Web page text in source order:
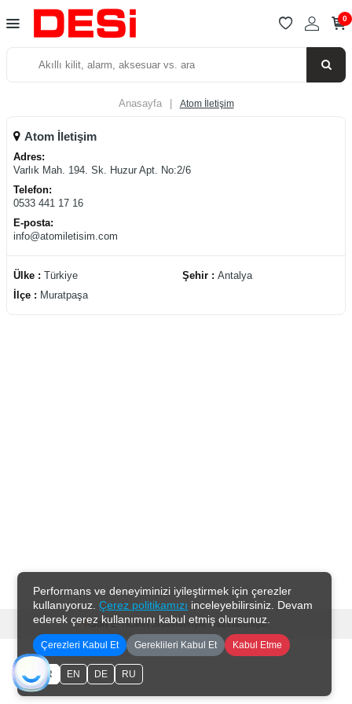
Performans ve deneyiminizi iyileştirmek için çerezler
kullanıyoruz.Çerez politikamızı inceleyebilirsiniz. Devam
ederek çerez kullanımını kabul etmiş olursunuz.
Çerezleri Kabul Et Gereklileri Kabul Et Kabul Etme
TR EN DE RU
0
Anasayfa Atom İletişim
Atom İletişim
Adres:
Varlık Mah. 194. Sk. Huzur Apt. No:2/6
Telefon:
0533 441 17 16
E-posta:
info@atomiletisim.com
Ülke : Türkiye Şehir : Antalya
İlçe : Muratpaşa
T-SoftE-TicaretSistemleriyle Hazırlanmıştır.